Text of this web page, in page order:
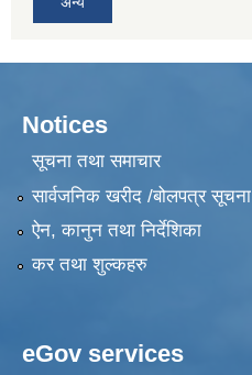
Notices
सूचना तथा समाचार
सार्वजनिक खरीद /बोलपत्र सूचना
ऐन, कानुन तथा निर्देशिका
कर तथा शुल्कहरु
eGov services